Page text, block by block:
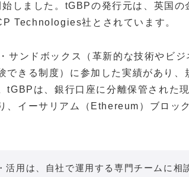
しました。tGBPの発行元は、英国の
Technologies社とされています。
サンドボックス（革新的な技術やビジ
できる制度）に参加した実績があり、
tGBPは、銀行口座に分離保管された
、イーサリアム（Ethereum）ブロッ
用は、自社で運用する専門チームに相